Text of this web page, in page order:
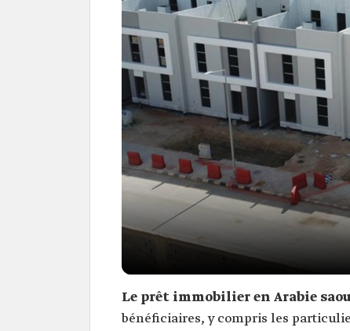
Le prêt immobilier en Arabie
bénéficiaires, y compris les